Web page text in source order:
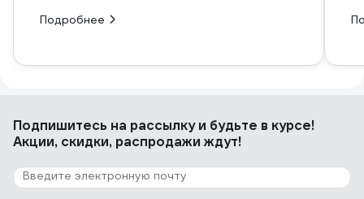
Подробнее
Подпишитесь на рассылкуи будьте в курсе!
Акции, скидки, распродажи ждут!